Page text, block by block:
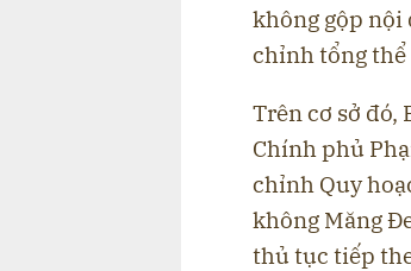
không gộp nội
chỉnh tổng thể
Trên cơ sở đó,
Chính phủ
chỉnh Quy
không Măng
thủ tục tiếp